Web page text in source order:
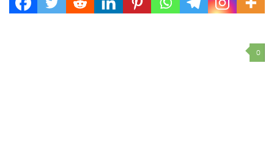
y el secretario y vice...
0